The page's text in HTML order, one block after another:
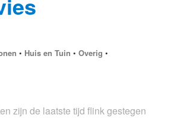
• Huis en Tuin • Overig •
zijn de laatste tijd flink gestegen